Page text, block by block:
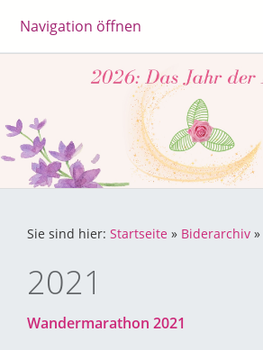
Navigation öffnen
Sie sind hier: Startseite » Biderarchiv »
2021
Wandermarathon 2021